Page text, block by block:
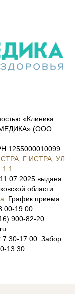
«Клиника
(ООО
1255000010099
Г ИСТРА, УЛ
выдана
области
. График приема
19:00
900-82-20
17:00. Забор
13:30